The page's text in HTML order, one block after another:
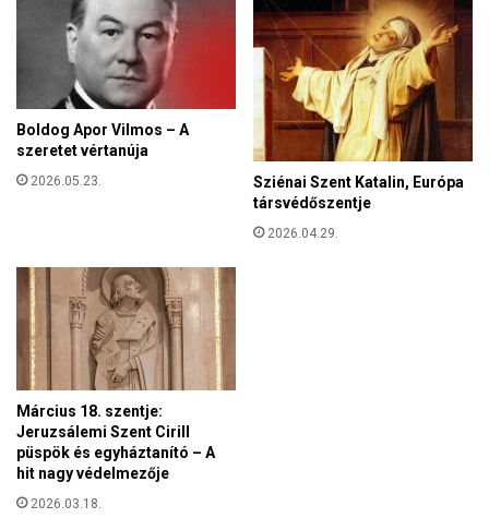
ö
r
s
é
a
z
o
k
e
o
o
k
k
o
r
Boldog Apor Vilmos – A
szeretet vértanúja
2026.05.23.
Sziénai Szent Katalin, Európa
társvédőszentje
2026.04.29.
Március 18. szentje:
Jeruzsálemi Szent Cirill
püspök és egyháztanító – A
hit nagy védelmezője
2026.03.18.